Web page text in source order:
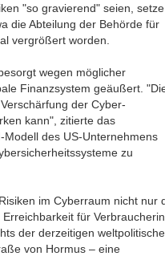
"so gravierend" seien, setze
die Abteilung der Behörde für
vergrößert worden.
wegen möglicher
Finanzsystem geäußert.
der Cyber-
kann", zitierte das
des US-Unternehmens
zu
im Cyberraum nicht nur
für
der derzeitigen
von Hormus – eine